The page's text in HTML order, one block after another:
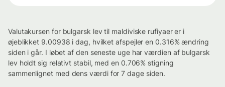
Valutakursen for bulgarsk lev til maldiviske rufiyaer er i
øjeblikket 9.00938 i dag, hvilket afspejler en 0.316% ændring
siden i går. I løbet af den seneste uge har værdien af bulgarsk
lev holdt sig relativt stabil, med en 0.706% stigning
sammenlignet med dens værdi for 7 dage siden.